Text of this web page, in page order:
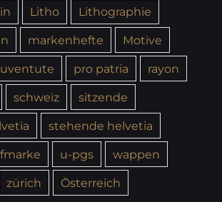
Litho
Lithographie
markenhefte
Motive
pro patria
rayon
schweiz
sitzende
stehende helvetia
u-pgs
wappen
zürich Österreich